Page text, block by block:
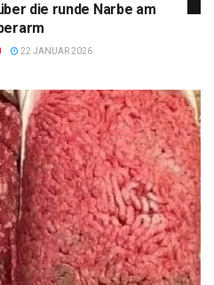
die runde Narbe am
22 JANUAR 2026